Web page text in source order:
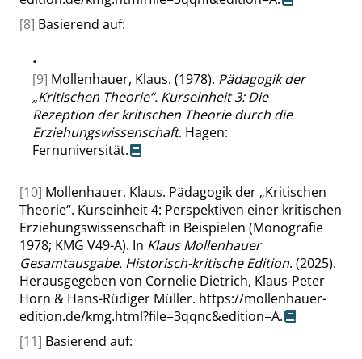
[8] Basierend auf:
•
[9] Mollenhauer, Klaus. (1978). Pädagogik der
„Kritischen Theorie“. Kurseinheit 3: Die
Rezeption der kritischen Theorie durch die
Erziehungswissenschaft. Hagen:
Fernuniversität.
[10] Mollenhauer, Klaus. Pädagogik der „Kritischen
Theorie“. Kurseinheit 4: Perspektiven einer kritischen
Erziehungswissenschaft in Beispielen (Monografie
1978; KMG V49-A). In Klaus Mollenhauer
Gesamtausgabe. Historisch-kritische Edition. (2025).
Herausgegeben von Cornelie Dietrich, Klaus-Peter
Horn & Hans-Rüdiger Müller. https://mollenhauer-
edition.de/kmg.html?file=3qqnc&edition=A.
[11] Basierend auf: